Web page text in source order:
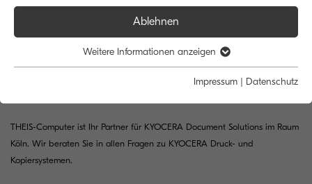
Willkommen bei THEIS-Computer
THEIS-Computer ist Ihr Partner für KYOCERA Document Solutions im Raum
Köln. Wir beraten Sie in allen Fragen zu KYOCERA Druck- und
Kopiersystemen.
Ablehnen
Weitere Informationen anzeigen
Impressum | Datenschutz